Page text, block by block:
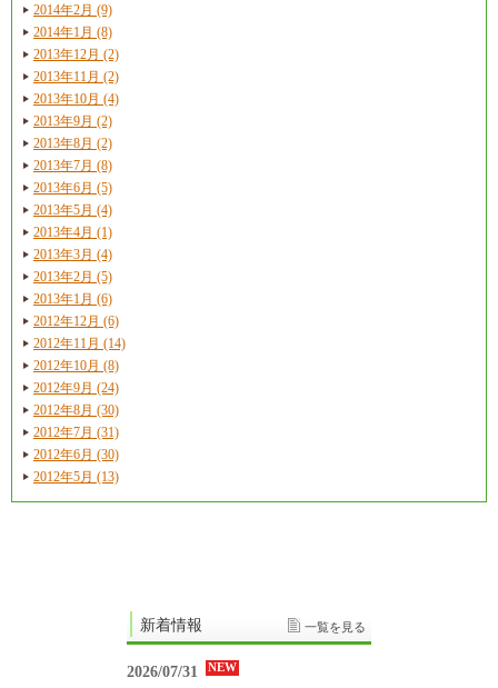
2014年2月 (9)
2014年1月 (8)
2013年12月 (2)
2013年11月 (2)
2013年10月 (4)
2013年9月 (2)
2013年8月 (2)
2013年7月 (8)
2013年6月 (5)
2013年5月 (4)
2013年4月 (1)
2013年3月 (4)
2013年2月 (5)
2013年1月 (6)
2012年12月 (6)
2012年11月 (14)
2012年10月 (8)
2012年9月 (24)
2012年8月 (30)
2012年7月 (31)
2012年6月 (30)
2012年5月 (13)
新着情報 一覧を見る
2026/07/31 NEW